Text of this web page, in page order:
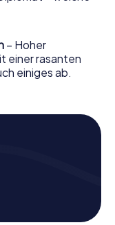
– Hoher
einer rasanten
einiges ab.